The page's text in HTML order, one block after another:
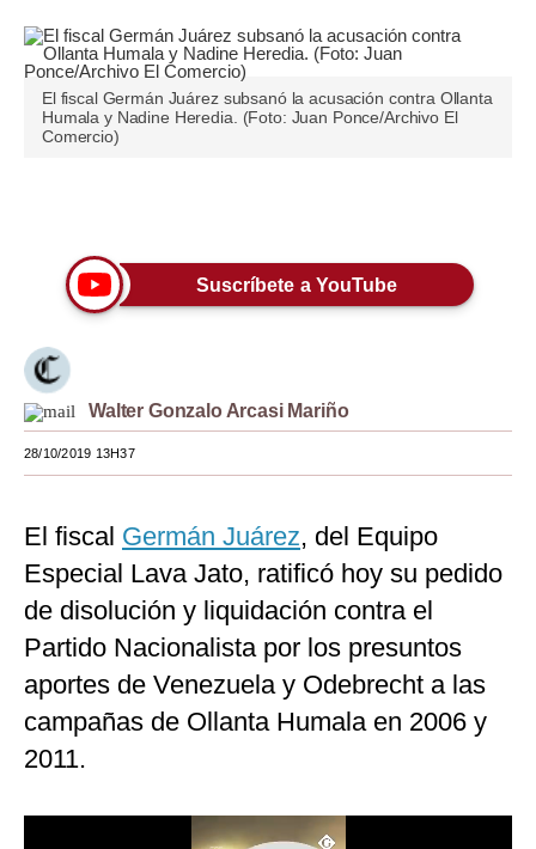
Opinión
Editorial
Pregunta de hoy
Lujo
Viajes
Moda
Estilos
Mundo
México
España
Internacional
Tecnología
Club del Suscriptor
El fiscal Germán Juárez subsanó la acusación contra Ollanta
Humala y Nadine Heredia. (Foto: Juan Ponce/Archivo El
Comercio)
Suscríbete a YouTube
Walter Gonzalo Arcasi Mariño
28/10/2019 13H37
El fiscal Germán Juárez, del Equipo
Especial Lava Jato, ratificó hoy su pedido
de disolución y liquidación contra el
Partido Nacionalista por los presuntos
aportes de Venezuela y Odebrecht a las
campañas de Ollanta Humala en 2006 y
2011.